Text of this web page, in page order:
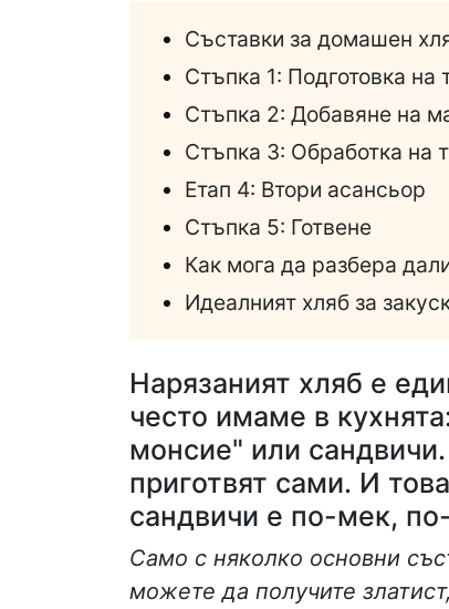
Съставки за домашен
Стъпка 1: Подготовка на
Стъпка 2: Добавяне на
Стъпка 3: Обработка на
Етап 4: Втори асансьор
Стъпка 5: Готвене
Как мога да разбера
Идеалният хляб за
Нарязаният хляб е
често имаме в
монсие" или
приготвят сами. И
сандвичи е по-мек,
Само с няколко основни
можете да получите